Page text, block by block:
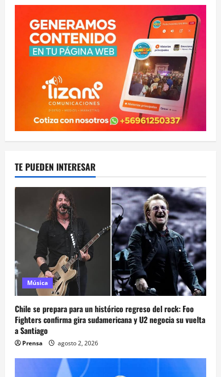
TE PUEDEN INTERESAR
Música
Chile se prepara para un histórico regreso del rock: Foo
Fighters confirma gira sudamericana y U2 negocia su vuelta
a Santiago
Prensa agosto 2, 2026